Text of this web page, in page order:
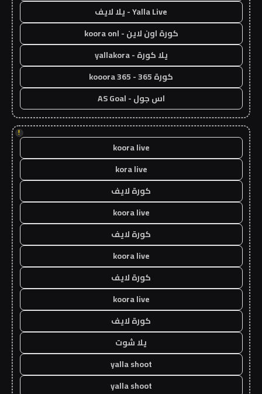
Yalla Live - يلا لايف
كورة اون لاين - koora onl
يلا كورة - yallakora
كورة 365 - kooora 365
اس جول - AS Goal
!
koora live
kora live
كورة لايف
koora live
كورة لايف
koora live
كورة لايف
koora live
كورة لايف
يلا شوت
yalla shoot
yalla shoot